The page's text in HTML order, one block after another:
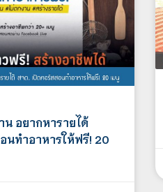
น อยากหารายได้
นทำอาหารให้ฟรี! 20